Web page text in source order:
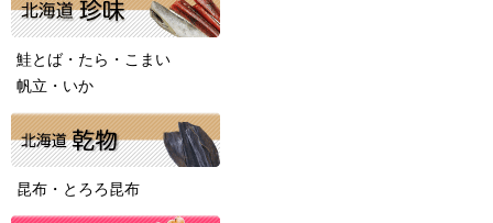
鮭とば・たら・こまい
帆立・いか
昆布・とろろ昆布